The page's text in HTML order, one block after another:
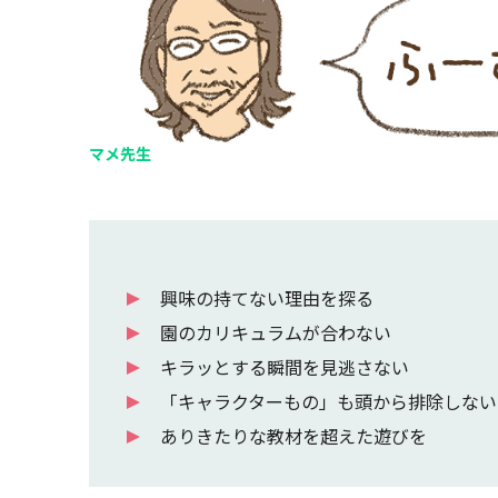
マメ先生
興味の持てない理由を探る
園のカリキュラムが合わない
キラッとする瞬間を見逃さない
「キャラクターもの」も頭から排除しない
ありきたりな教材を超えた遊びを